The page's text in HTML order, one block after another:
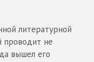
литературной
проводит не
вышел его